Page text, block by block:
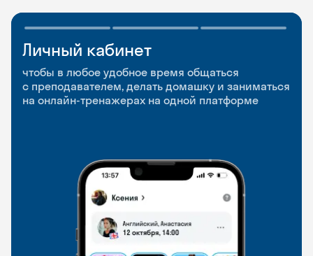
Личный кабинет
чтобы в любое удобное время общаться
с преподавателем, делать домашку и заниматься
на онлайн-тренажерах на одной платформе
Мобильное
приложение
чтобы заниматься и изучать новые слова где
и когда удобно
Разговорные клубы
и Talks
Групповые занятия для разговорной практики
и индивидуальные встречи с преподавателями